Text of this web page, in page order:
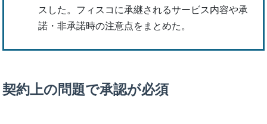
スした。フィスコに承継されるサービス内容や承
諾・非承諾時の注意点をまとめた。
契約上の問題で承認が必須